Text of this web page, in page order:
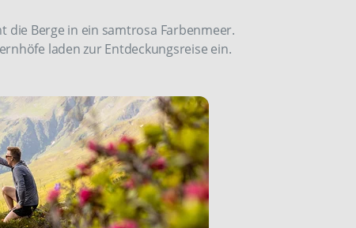
die Berge in ein samtrosa Farbenmeer.
laden zur Entdeckungsreise ein.